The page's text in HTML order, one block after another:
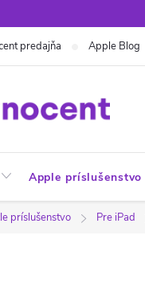
predajňa Apple Blog
Apple príslušenstvo
príslušenstvo Pre iPad